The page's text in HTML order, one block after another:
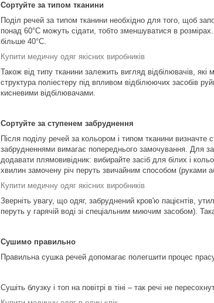
Сортуйте за типом тканини
Поділ речей за типом тканини необхідно для того, щоб
понад 60°C можуть сідати, тобто зменшуватися в
більше 40°C.
Купити медичну одяг якісних виробників
Також від типу тканини залежить вигляд відбілювачів,
структура поліестеру під впливом відбілюючих засобів
кисневими відбілювачами.
Сортуйте за ступенем забруднення
Після поділу речей за кольором і типом тканини визначте
забрудненнями вимагає попереднього замочування. Для
додавати плямовивідник: вибирайте засіб для білих і
хвилин замочену річ перуть звичайним способом (руками
Купити медичну одяг якісних виробників
Зверніть увагу, що одяг, забруднений кров'ю пацієнтів,
перуть у гарячій воді зі спеціальним миючим засобом).
Сушимо правильно
Правильна сушка речей допомагає полегшити процес
Сушіть блузку і топ на повітрі в тіні – так речі не